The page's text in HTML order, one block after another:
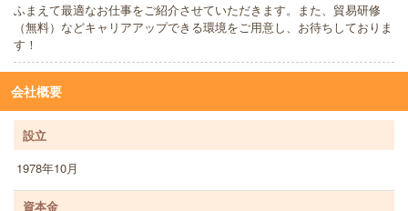
ふまえて最適なお仕事をご紹介させていただきます。また、貿易研修
（無料）などキャリアアップできる環境をご用意し、お待ちしておりま
す！
会社概要
設立
1978年10月
資本金